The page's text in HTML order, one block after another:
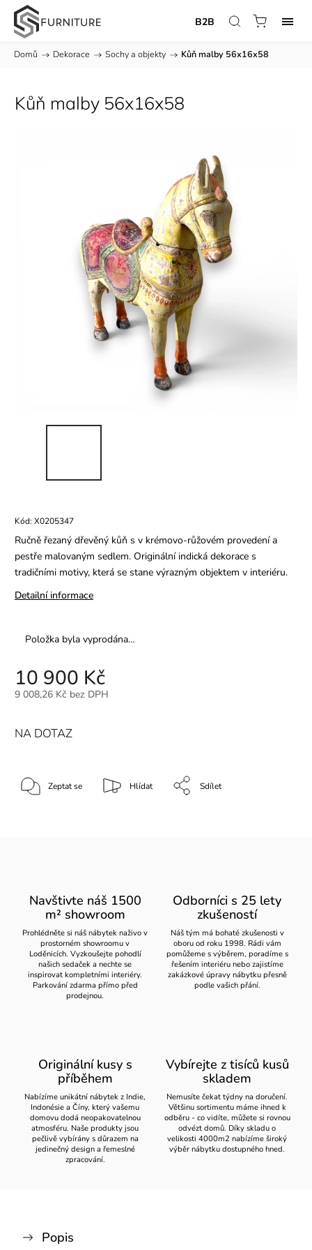
B2B
Domů / Dekorace / Sochy a objekty / Kůň malby 56x16x58
Kůň malby 56x16x58
Kód: X0205347
Ručně řezaný dřevěný kůň s v krémovo-růžovém provedení a
pestře malovaným sedlem. Originální indická dekorace s
tradičními motivy, která se stane výrazným objektem v interiéru.
Detailní informace
Položka byla vyprodána…
10 900 Kč
9 008,26 Kč bez DPH
NA DOTAZ
Zeptat se Hlídat Sdílet
Navštivte náš 1500
m² showroom
Prohlédněte si náš nábytek naživo v
prostorném showroomu v
Loděnicích. Vyzkoušejte pohodlí
našich sedaček a nechte se
inspirovat kompletními interiéry.
Parkování zdarma přímo před
prodejnou.
Odborníci s 25 lety
zkušeností
Náš tým má bohaté zkušenosti v
oboru od roku 1998. Rádi vám
pomůžeme s výběrem, poradíme s
řešením interiéru nebo zajistíme
zakázkové úpravy nábytku přesně
podle vašich přání.
Originální kusy s
příběhem
Nabízíme unikátní nábytek z Indie,
Indonésie a Číny, který vašemu
domovu dodá neopakovatelnou
atmosféru. Naše produkty jsou
pečlivě vybírány s důrazem na
jedinečný design a řemeslné
zpracování.
Vybírejte z tisíců kusů
skladem
Nemusíte čekat týdny na doručení.
Většinu sortimentu máme ihned k
odběru - co vidíte, můžete si rovnou
odvézt domů. Díky skladu o
velikosti 4000m2 nabízíme široký
výběr nábytku dostupného hned.
Popis